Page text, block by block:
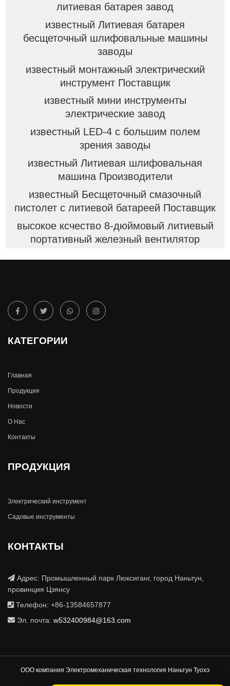
литиевая батарея завод
известный Литиевая батарея
бесщеточный шлифовальные машины
заводы
известный монтажный электрический
инструмент Поставщик
известный мини инструменты
электрические завод
известный LED-4 с большим полем
зрения заводы
известный Литиевая шлифовальная
машина Производители
известный Бесщеточный смазочный
пистолет с литиевой батареей Поставщик
высокое ксчество 8-дюймовый литиевый
портативный железный вентилятор
КАТЕГОРИИ
Главная
Продукция
Новости
О Hас
Контакты
ПРОДУКЦИЯ
Злектрический инструмент
Садовые инструменты
КОНТАКТЫ
Адрес: Промышленный парк Люксиганг, город Наньтун,
провинция Цзянсу
Телефон: +86-13584657877
Эл. почта: w532400984@163.com
ООО компания Электромеханическая технология Наньтун Туохэ